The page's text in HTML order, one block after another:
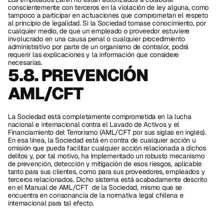
conscientemente con terceros en la violación de ley alguna, como
tampoco a participar en actuaciones que comprometan el respeto
al principio de legalidad. Si la Sociedad tomase conocimiento, por
cualquier medio, de que un empleado o proveedor estuviere
involucrado en una causa penal o cualquier procedimiento
administrativo por parte de un organismo de contralor, podrá
requerir las explicaciones y la información que considere
necesarias.
5.8. PREVENCIÓN
AML/CFT
La Sociedad está completamente comprometida en la lucha
nacional e internacional contra el Lavado de Activos y el
Financiamiento del Terrorismo (AML/CFT por sus siglas en inglés).
En esa línea, la Sociedad está en contra de cualquier acción u
omisión que pueda facilitar cualquier acción relacionada a dichos
delitos y, por tal motivo, ha implementado un robusto mecanismo
de prevención, detección y mitigación de esos riesgos, aplicable
tanto para sus clientes, como para sus proveedores, empleados y
terceros relacionados. Dicho sistema está acabadamente descrito
en el Manual de AML/CFT  de la Sociedad, mismo que se
encuentra en consonancia de la normativa legal chilena e
internacional para tal efecto.